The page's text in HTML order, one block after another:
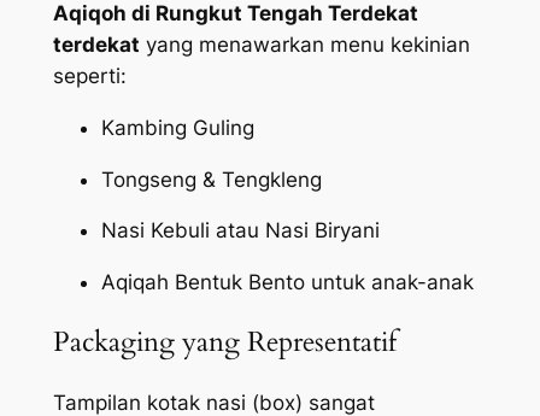
Aqiqoh di Rungkut Tengah Terdekat
terdekat yang menawarkan menu kekinian
seperti:
Kambing Guling
Tongseng & Tengkleng
Nasi Kebuli atau Nasi Biryani
Aqiqah Bentuk Bento untuk anak-anak
Packaging yang Representatif
Tampilan kotak nasi (box) sangat